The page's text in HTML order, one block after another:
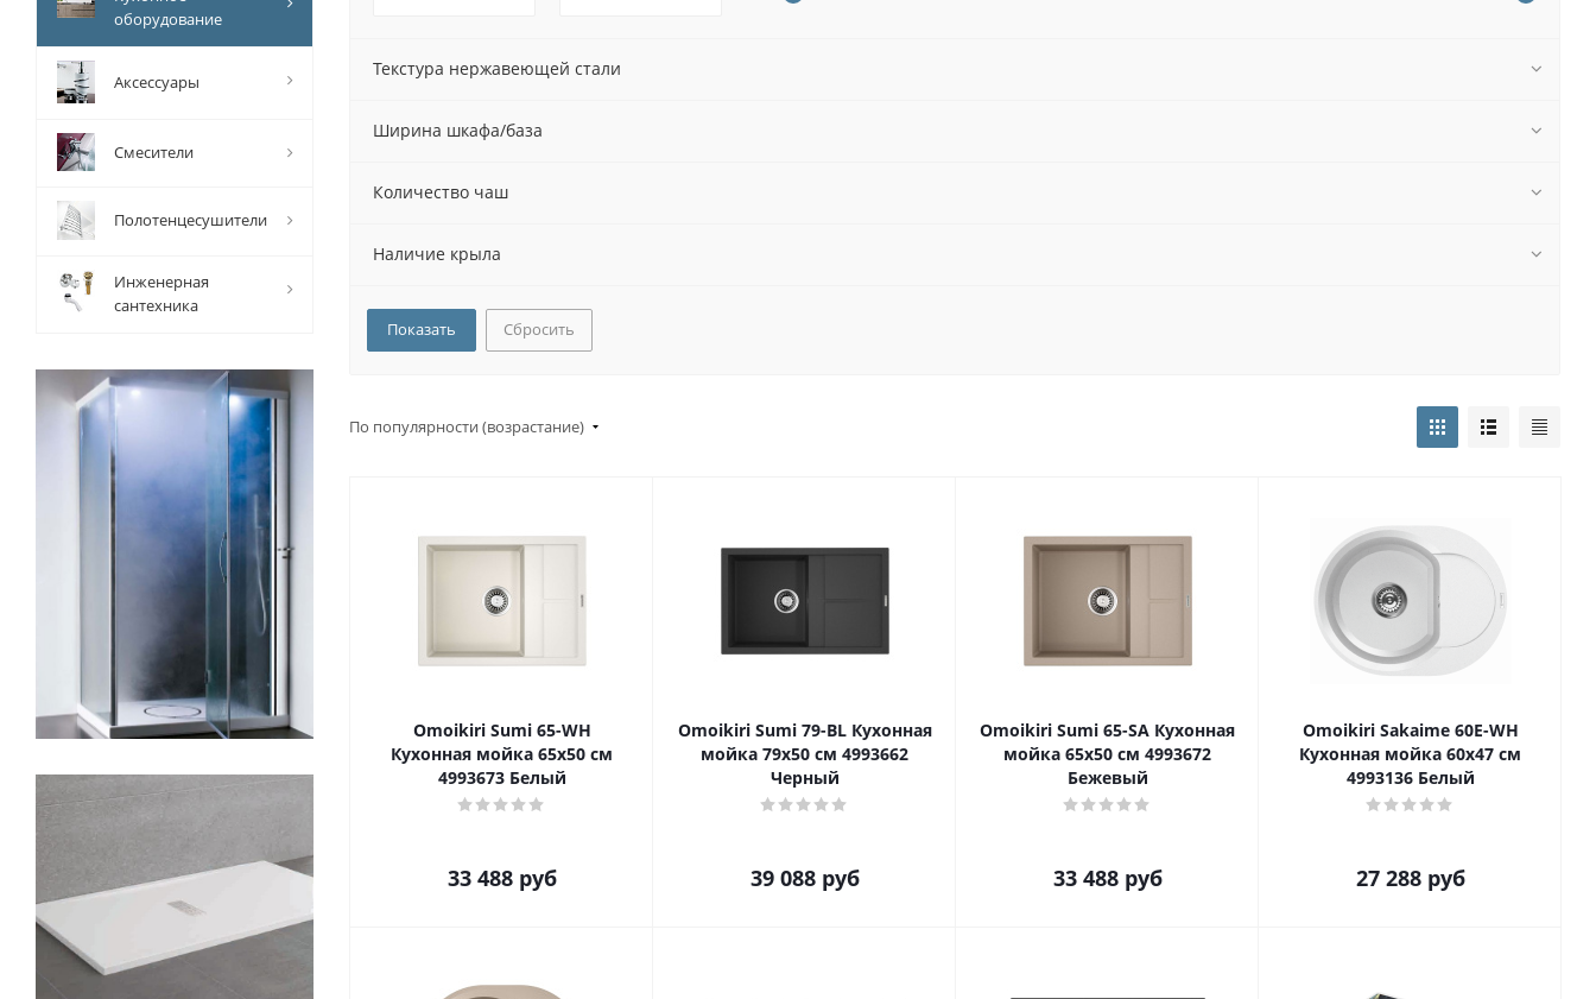
Текстура нержавеющей стали
Ширина шкафа/база
Количество чаш
Наличие крыла
Сбросить
По популярности (возрастание)
Omoikiri Sumi 65-WH
Кухонная мойка 65x50 см
4993673 Белый
33 488руб
Omoikiri Sumi 79-BL Кухонная
мойка 79x50 см 4993662
Черный
39 088руб
Omoikiri Sumi 65-SA Кухонная
мойка 65x50 см 4993672
Бежевый
33 488руб
Omoikiri Sakaime 60E-WH
Кухонная мойка 60x47 см
4993136 Белый
27 288руб
оборудование
Аксессуары
Смесители
Полотенцесушители
Инженерная
сантехника